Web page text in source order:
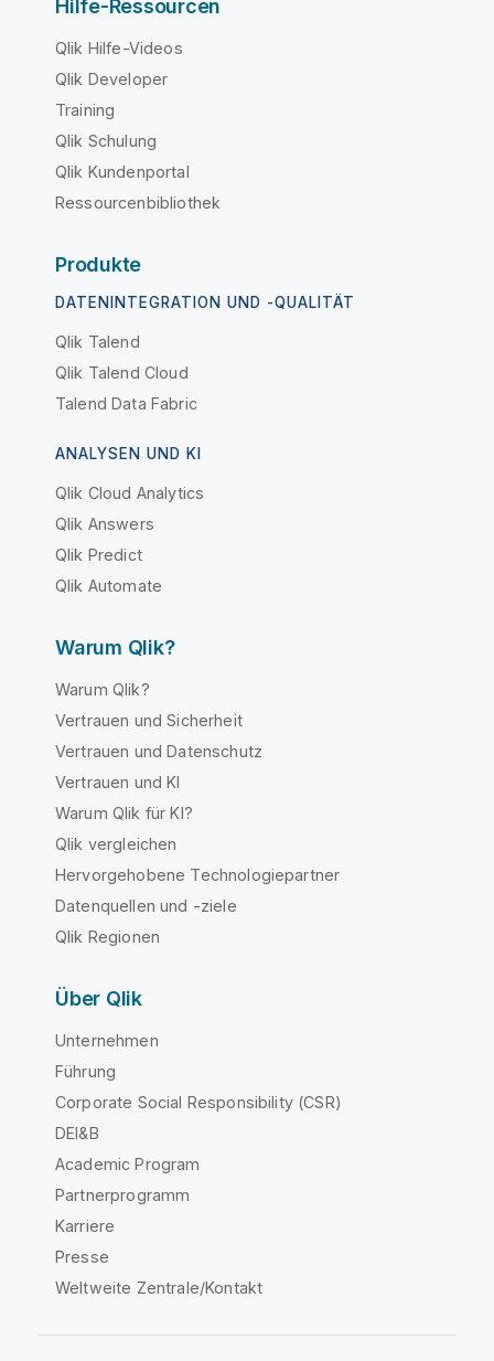
Hilfe-Ressourcen
Qlik Hilfe-Videos
Qlik Developer
Training
Qlik Schulung
Qlik Kundenportal
Ressourcenbibliothek
Produkte
DATENINTEGRATION UND -QUALITÄT
Qlik Talend
Qlik Talend Cloud
Talend Data Fabric
ANALYSEN UND KI
Qlik Cloud Analytics
Qlik Answers
Qlik Predict
Qlik Automate
Warum Qlik?
Warum Qlik?
Vertrauen und Sicherheit
Vertrauen und Datenschutz
Vertrauen und KI
Warum Qlik für KI?
Qlik vergleichen
Hervorgehobene Technologiepartner
Datenquellen und -ziele
Qlik Regionen
Über Qlik
Unternehmen
Führung
Corporate Social Responsibility (CSR)
DEI&B
Academic Program
Partnerprogramm
Karriere
Presse
Weltweite Zentrale/Kontakt